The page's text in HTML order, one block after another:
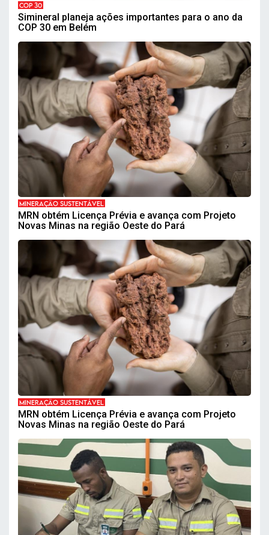
COP 30
Simineral planeja ações importantes para o ano da
COP 30 em Belém
MINERAÇÃO SUSTENTÁVEL
MRN obtém Licença Prévia e avança com Projeto
Novas Minas na região Oeste do Pará
MINERAÇÃO SUSTENTÁVEL
MRN obtém Licença Prévia e avança com Projeto
Novas Minas na região Oeste do Pará